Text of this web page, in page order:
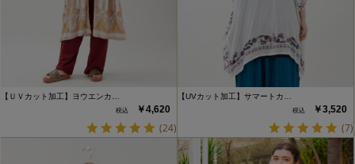
【ＵＶカット加工】ヨウエンカ…
￥4,620
(24)
【UVカット加工】サマートカ…
￥3,520
(7)